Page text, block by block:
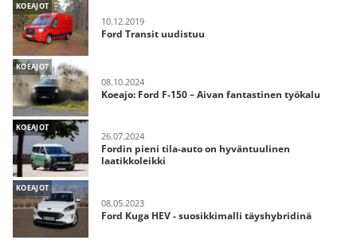
KOEAJOT
10.12.2019
Ford Transit uudistuu
KOEAJOT
08.10.2024
Koeajo: Ford F-150 – Aivan fantastinen työkalu
KOEAJOT
26.07.2024
Fordin pieni tila-auto on hyväntuulinen
laatikkoleikki
KOEAJOT
08.05.2023
Ford Kuga HEV - suosikkimalli täyshybridinä